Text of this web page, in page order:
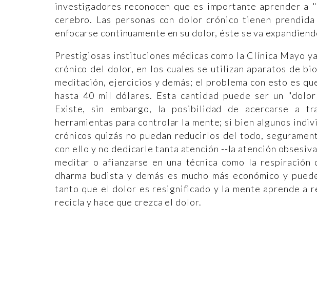
investigadores reconocen que es importante aprender a
cerebro. Las personas con dolor crónico tienen
enfocarse continuamente en su dolor, éste se va
Prestigiosas instituciones médicas como la Clínica Mayo
crónico del dolor, en los cuales se utilizan aparatos de
meditación, ejercicios y demás; el problema con esto es
hasta 40 mil dólares. Esta cantidad puede ser un
Existe, sin embargo, la posibilidad de acercarse a
herramientas para controlar la mente; si bien algunos
crónicos quizás no puedan reducirlos del todo,
con ello y no dedicarle tanta atención --la atención
meditar o afianzarse en una técnica como la
dharma budista y demás es mucho más económico y
tanto que el dolor es resignificado y la mente aprende a
recicla y hace que crezca el dolor.